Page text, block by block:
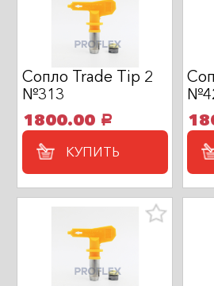
Сопло Trade Tip 2
№313
1800.00 a
КУПИТЬ